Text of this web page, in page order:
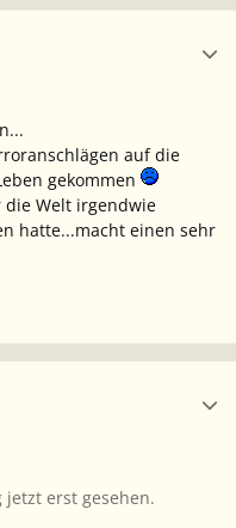
auf die
gekommen
die Welt irgendwie
hatte...macht einen sehr
jetzt erst gesehen.